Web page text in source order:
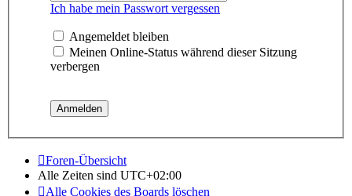
Ich habe mein Passwort vergessen
Angemeldet bleiben
Meinen Online-Status während dieser Sitzung
verbergen
Foren-Übersicht
Alle Zeiten sind UTC+02:00
Alle Cookies des Boards löschen